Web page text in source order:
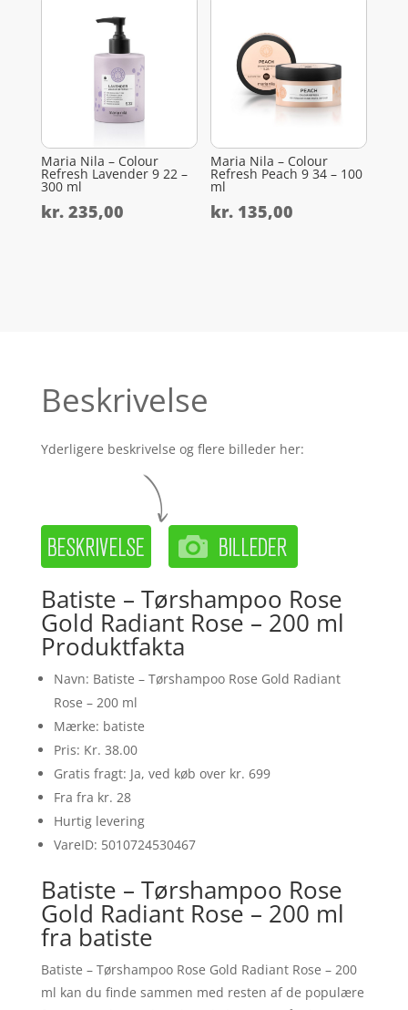
Maria Nila – Colour
Refresh Lavender 9 22 –
300 ml
kr.235,00
Maria Nila – Colour
Refresh Peach 9 34 – 100
ml
kr. 135,00
Beskrivelse
Yderligere beskrivelse og flere billeder her:
Batiste – Tørshampoo Rose
Gold Radiant Rose – 200 ml
Produktfakta
Navn: Batiste – Tørshampoo Rose Gold Radiant
Rose – 200 ml
Mærke: batiste
Pris: Kr. 38.00
Gratis fragt: Ja, ved køb over kr. 699
Fra fra kr. 28
Hurtig levering
VareID: 5010724530467
Batiste – Tørshampoo Rose
Gold Radiant Rose – 200 ml
fra batiste
Batiste – Tørshampoo Rose Gold Radiant Rose – 200
ml kan du finde sammen med resten af de populære